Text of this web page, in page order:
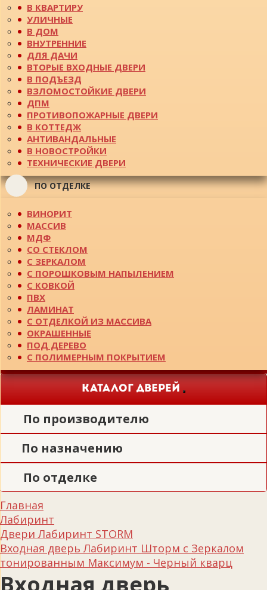
В КВАРТИРУ
УЛИЧНЫЕ
В ДОМ
ВНУТРЕННИЕ
ДЛЯ ДАЧИ
ВТОРЫЕ ВХОДНЫЕ ДВЕРИ
В ПОДЪЕЗД
ВЗЛОМОСТОЙКИЕ ДВЕРИ
ДПМ
ПРОТИВОПОЖАРНЫЕ ДВЕРИ
В КОТТЕДЖ
АНТИВАНДАЛЬНЫЕ
В НОВОСТРОЙКИ
ТЕХНИЧЕСКИЕ ДВЕРИ
ПО ОТДЕЛКЕ
ВИНОРИТ
МАССИВ
МДФ
СО СТЕКЛОМ
С ЗЕРКАЛОМ
С ПОРОШКОВЫМ НАПЫЛЕНИЕМ
С КОВКОЙ
ПВХ
ЛАМИНАТ
С ОТДЕЛКОЙ ИЗ МАССИВА
ОКРАШЕННЫЕ
ПОД ДЕРЕВО
С ПОЛИМЕРНЫМ ПОКРЫТИЕМ
КАТАЛОГ ДВЕРЕЙ
Toggle
navigation
По производителю
По назначению
По отделке
Главная
Лабиринт
Двери Лабиринт STORM
Входная дверь Лабиринт Шторм с Зеркалом
тонированным Максимум - Черный кварц